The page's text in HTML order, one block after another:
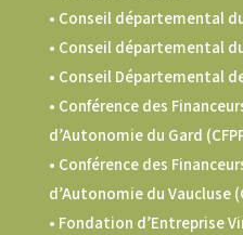
• Conseil départemental
• Conseil départemental
• Conseil Départemental
• Conférence des
d’Autonomie du Gard
• Conférence des
d’Autonomie du Vaucluse
• Fondation d’Entreprise